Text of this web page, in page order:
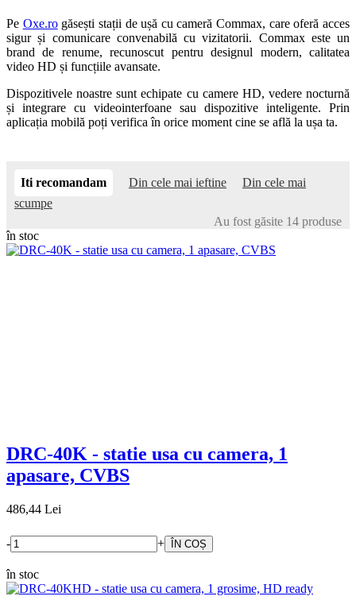
Pe Oxe.rogăsești stații de ușă cu cameră Commax, care oferă acces
sigur și comunicare convenabilă cu vizitatorii. Commax este un
brand de renume, recunoscut pentru designul modern, calitatea
video HD și funcțiile avansate.
Dispozitivele noastre sunt echipate cu camere HD, vedere nocturnă
și integrare cu videointerfoane sau dispozitive inteligente. Prin
aplicația mobilă poți verifica în orice moment cine se află la ușa ta.
Iti recomandam Din cele mai ieftine
Din cele mai
scumpe
Au fost găsite 14 produse
în stoc
DRC-40K - statie usa cu camera, 1
apasare, CVBS
486,44 Lei
- +
în stoc